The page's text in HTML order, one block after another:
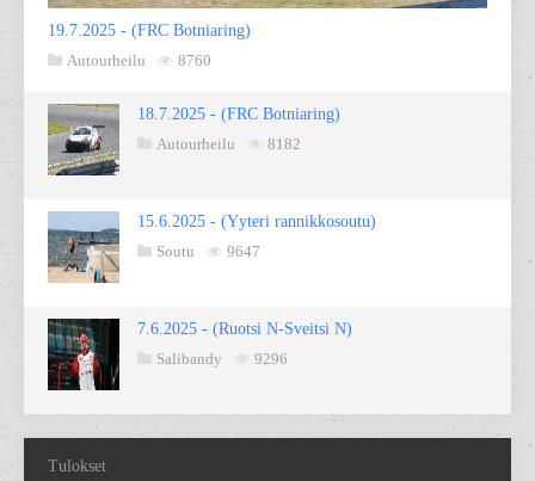
19.7.2025 - (FRC Botniaring)
Autourheilu
8760
18.7.2025 - (FRC Botniaring)
Autourheilu
8182
15.6.2025 - (Yyteri rannikkosoutu)
Soutu
9647
7.6.2025 - (Ruotsi N-Sveitsi N)
Salibandy
9296
Tulokset